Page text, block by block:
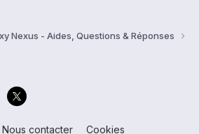
Nexus - Aides, Questions & Réponses
Nous contacter Cookies